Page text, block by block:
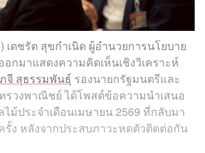
ดชรัต สุขกำเนิด ผู้อำนวยการนโยบาย
กมาแสดงความคิดเห็นเชิงวิเคราะห์
จี สุธรรมพันธุ์ รองนายกรัฐมนตรีและ
รวงพาณิชย์ ได้โพสต์ข้อความนำเสนอ
ม้ประจำเดือนเมษายน 2569 ที่กลับมา
รั้ง หลังจากประสบภาวะหดตัวติดต่อกัน